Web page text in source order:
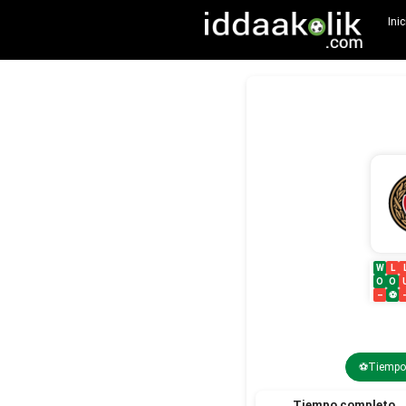
W
O
–
L
O
⚽